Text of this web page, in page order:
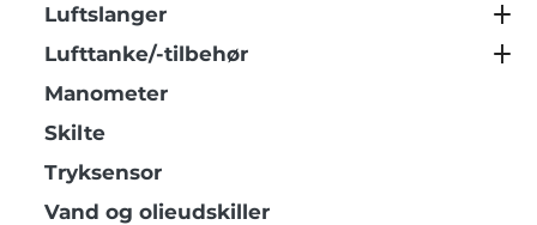
Luftslanger
Lufttanke/-tilbehør
Manometer
Skilte
Tryksensor
Vand og olieudskiller